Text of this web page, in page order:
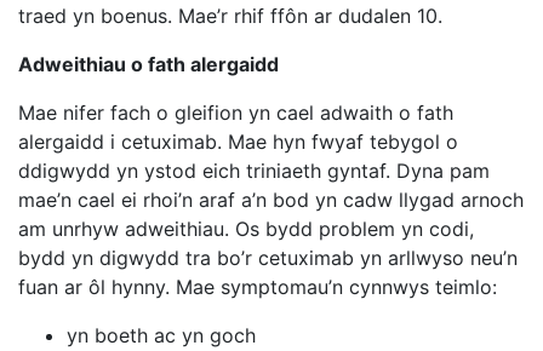
traed yn boenus. Mae’r rhif ffôn ar dudalen 10.
Adweithiau o fath alergaidd
Mae nifer fach o gleifion yn cael adwaith o fath
alergaidd i cetuximab. Mae hyn fwyaf tebygol o
ddigwydd yn ystod eich triniaeth gyntaf. Dyna pam
mae’n cael ei rhoi’n araf a’n bod yn cadw llygad arnoch
am unrhyw adweithiau. Os bydd problem yn codi,
bydd yn digwydd tra bo’r cetuximab yn arllwyso neu’n
fuan ar ôl hynny. Mae symptomau’n cynnwys teimlo:
yn boeth ac yn goch